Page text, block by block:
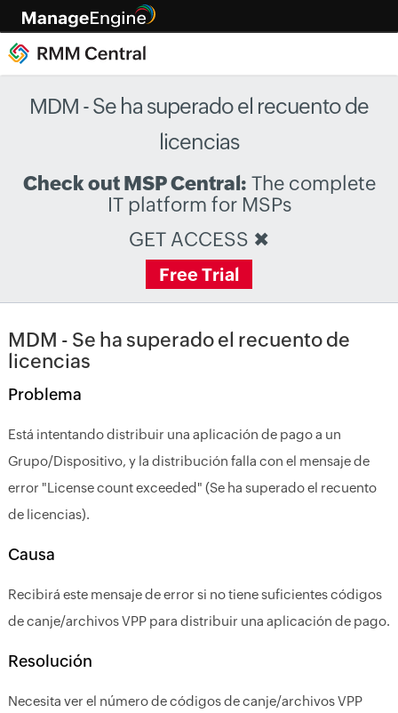
MDM - Se ha superado el recuento de
licencias
Check out MSP Central: The complete
IT platform for MSPs
GET ACCESS ✖
Free Trial
MDM - Se ha superado el recuento de
licencias
Problema
Está intentando distribuir una aplicación de pago a un
Grupo/Dispositivo, y la distribución falla con el mensaje de
error "License count exceeded" (Se ha superado el recuento
de licencias).
Causa
Recibirá este mensaje de error si no tiene suficientes códigos
de canje/archivos VPP para distribuir una aplicación de pago.
Resolución
Necesita ver el número de códigos de canje/archivos VPP